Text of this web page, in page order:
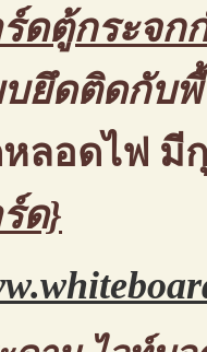
ดตู้กระจก
ยึดติดกับ
ลอดไฟ
ด}